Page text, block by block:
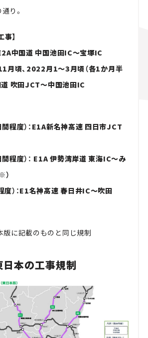
り。
】
中国道 中国池田IC～宝塚IC
月頃、2022月1～3月頃（各1か月半
道 吹田JCT～中国池田IC
程度）：E1A新名神高速 四日市JCT
程度）： E1A 伊勢湾岸道 東海IC～み
）
度）：E1名神高速 春日井IC～吹田
に記載のものと同じ規制
日本の工事規制